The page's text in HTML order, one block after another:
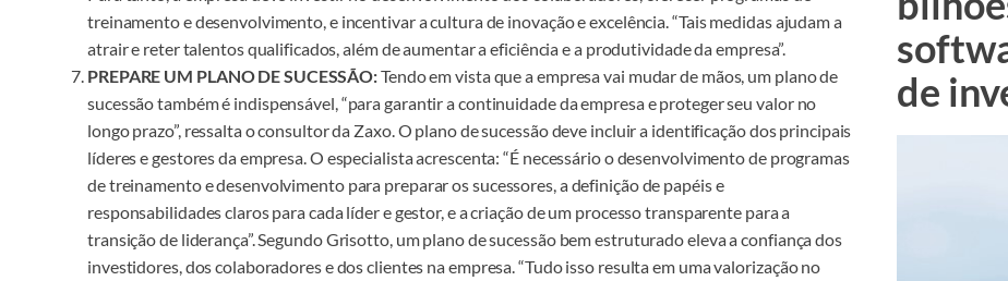
treinamento e desenvolvimento, e incentivar a cultura de inovação e excelência. “Tais medidas ajudam a
atrair e reter talentos qualificados, além de aumentar a eficiência e a produtividade da empresa”.
PREPARE UM PLANO DE SUCESSÃO:Tendo em vista que a empresa vai mudar de mãos, um plano de
sucessão também é indispensável, “para garantir a continuidade da empresa e proteger seu valor no
longo prazo”, ressalta o consultor da Zaxo. O plano de sucessão deve incluir a identificação dos principais
líderes e gestores da empresa. O especialista acrescenta: “É necessário o desenvolvimento de programas
de treinamento e desenvolvimento para preparar os sucessores, a definição de papéis e
responsabilidades claros para cada líder e gestor, e a criação de um processo transparente para a
transição de liderança”. Segundo Grisotto, um plano de sucessão bem estruturado eleva a confiança dos
investidores, dos colaboradores e dos clientes na empresa. “Tudo isso resulta em uma valorização no
de